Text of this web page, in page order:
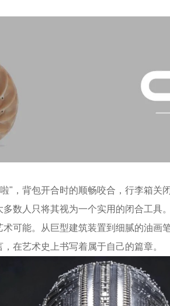
"，背包开合时的顺畅咬合，行李箱
数人只将其视为一个实用的闭合工具
可能。从巨型建筑装置到细腻的油画
在艺术史上书写着属于自己的篇章。